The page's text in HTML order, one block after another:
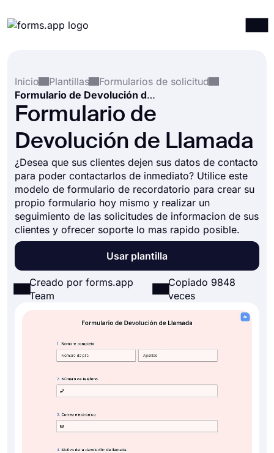
Integraciones
Plantillas
Recursos
Inicio
Plantillas
Formularios de solicitud
Formulario de Devolución de Llamada
Formulario de
Devolución de Llamada
¿Desea que sus clientes dejen sus datos de contacto
para poder contactarlos de inmediato? Utilice este
modelo de formulario de recordatorio para crear su
propio formulario hoy mismo y realizar un
seguimiento de las solicitudes de informacion de sus
clientes y ofrecer soporte lo mas rapido posible.
Usar plantilla
Creado por forms.app
Team
Copiado 9848
veces